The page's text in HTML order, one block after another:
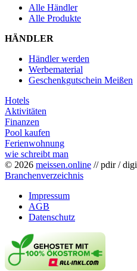
Alle Händler
Alle Produkte
HÄNDLER
Händler werden
Werbematerial
Geschenkgutschein Meißen
Hotels
Aktivitäten
Finanzen
Pool kaufen
Ferienwohnung
wie schreibt man
© 2026 meissen.online // pdir /
Branchenverzeichnis
Impressum
AGB
Datenschutz